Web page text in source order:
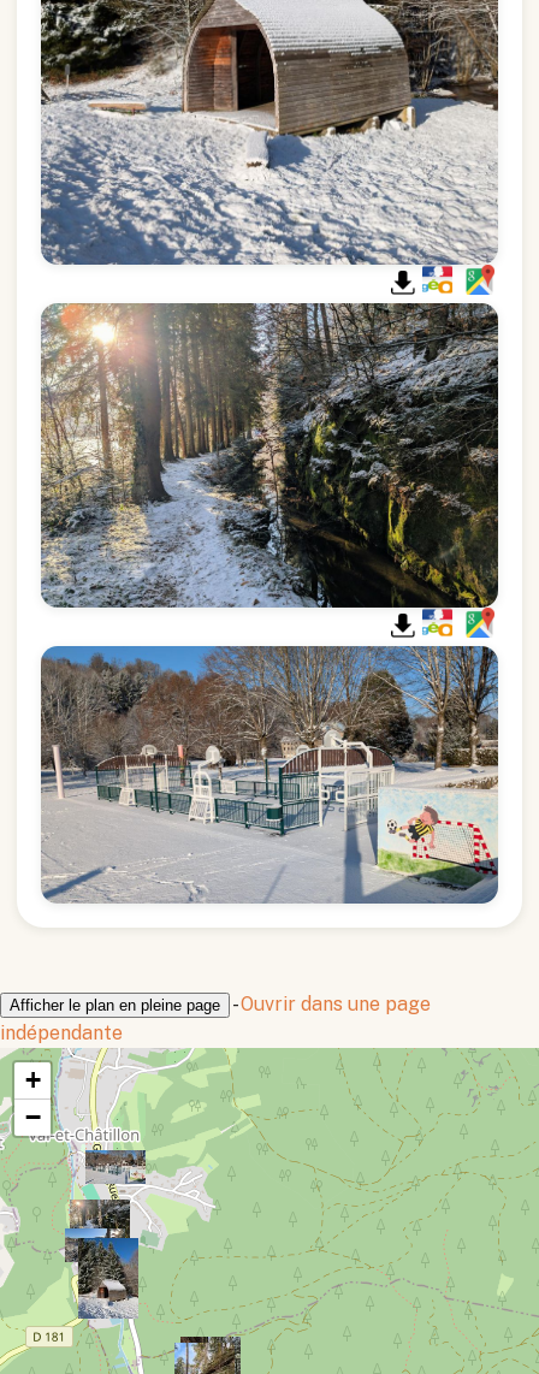
Afficher le plan en pleine page -Ouvrir dans une page
indépendante